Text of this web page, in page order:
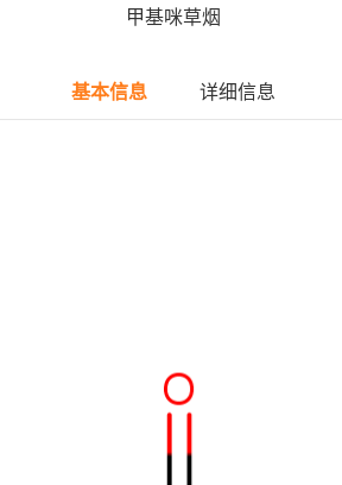
甲基咪草烟
基本信息 详细信息